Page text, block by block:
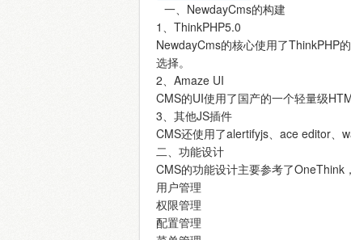
一、NewdayCms的构建
1、ThinkPHP5.0
NewdayCms的核心使用了ThinkPHP
选择。
2、Amaze UI
CMS的UI使用了国产的一个轻量级
3、其他JS插件
CMS还使用了alertifyjs、ace editor、
二、功能设计
CMS的功能设计主要参考了OneThink
用户管理
权限管理
配置管理